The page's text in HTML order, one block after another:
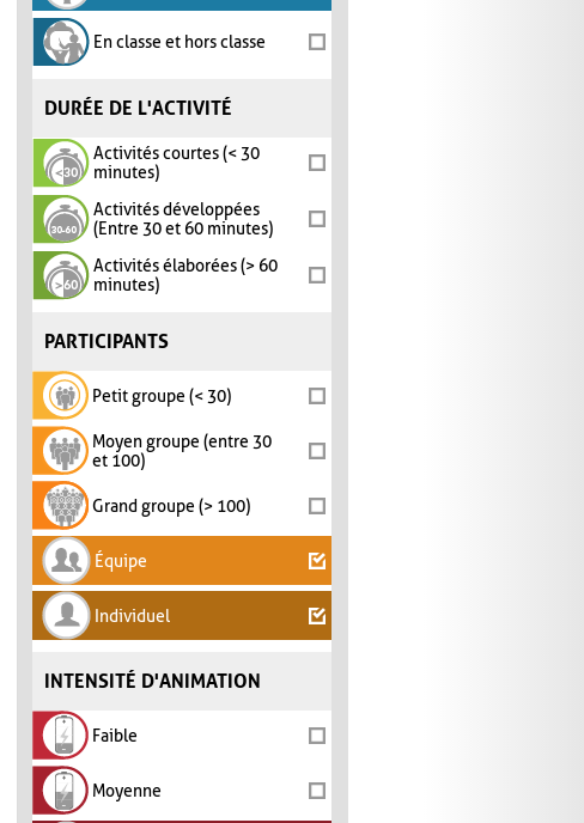
En classe et hors classe
DURÉE DE L'ACTIVITÉ
Activités courtes (< 30
minutes)
Activités développées
(Entre 30 et 60 minutes)
Activités élaborées (> 60
minutes)
PARTICIPANTS
Petit groupe (< 30)
Moyen groupe (entre 30
et 100)
Grand groupe (> 100)
Équipe
Individuel
INTENSITÉ D'ANIMATION
Faible
Moyenne